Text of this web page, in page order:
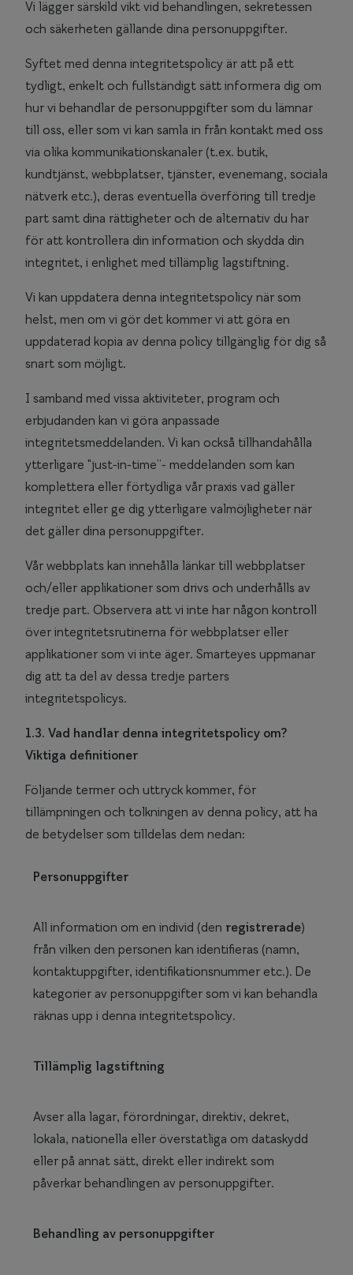
Vi lägger särskild vikt vid behandlingen, sekretessen
och säkerheten gällande dina personuppgifter.
Syftet med denna integritetspolicy är att på ett
tydligt, enkelt och fullständigt sätt informera dig om
hur vi behandlar de personuppgifter som du lämnar
till oss, eller som vi kan samla in från kontakt med oss
via olika kommunikationskanaler (t.ex. butik,
kundtjänst, webbplatser, tjänster, evenemang, sociala
nätverk etc.), deras eventuella överföring till tredje
part samt dina rättigheter och de alternativ du har
för att kontrollera din information och skydda din
integritet, i enlighet med tillämplig lagstiftning.
Vi kan uppdatera denna integritetspolicy när som
helst, men om vi gör det kommer vi att göra en
uppdaterad kopia av denna policy tillgänglig för dig så
snart som möjligt.
I samband med vissa aktiviteter, program och
erbjudanden kan vi göra anpassade
integritetsmeddelanden. Vi kan också tillhandahålla
ytterligare "just-in-time”- meddelanden som kan
komplettera eller förtydliga vår praxis vad gäller
integritet eller ge dig ytterligare valmöjligheter när
det gäller dina personuppgifter.
Vår webbplats kan innehålla länkar till webbplatser
och/eller applikationer som drivs och underhålls av
tredje part. Observera att vi inte har någon kontroll
över integritetsrutinerna för webbplatser eller
applikationer som vi inte äger. Smarteyes uppmanar
dig att ta del av dessa tredje parters
integritetspolicys.
1.3. Vad handlar denna integritetspolicy om?
Viktiga definitioner
Följande termer och uttryck kommer, för
tillämpningen och tolkningen av denna policy, att ha
de betydelser som tilldelas dem nedan:
Personuppgifter
All information om en individ (den registrerade)
från vilken den personen kan identifieras (namn,
kontaktuppgifter, identifikationsnummer etc.). De
kategorier av personuppgifter som vi kan behandla
räknas upp i denna integritetspolicy.
Tillämplig lagstiftning
Avser alla lagar, förordningar, direktiv, dekret,
lokala, nationella eller överstatliga om dataskydd
eller på annat sätt, direkt eller indirekt som
påverkar behandlingen av personuppgifter.
Behandling av personuppgifter